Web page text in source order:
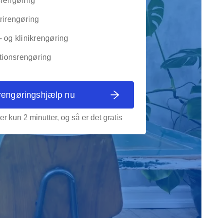
og klinikrengøring
nu
kun 2 minutter, og så er det gratis